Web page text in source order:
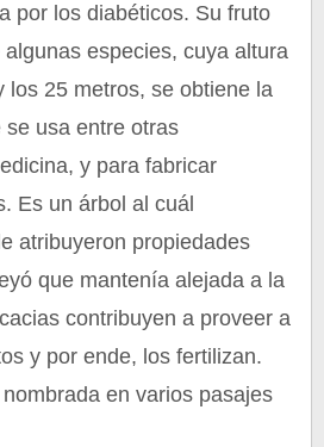
por los diabéticos. Su fruto
especies, cuya altura
los 25 metros, se obtiene la
usa entre otras
y para fabricar
Es un árbol al cuál
atribuyeron propiedades
que mantenía alejada a la
contribuyen a proveer a
y por ende, los fertilizan.
en varios pasajes